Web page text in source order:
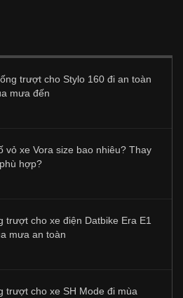
trượt cho Stylo 160 đi an toàn
mưa đến
vỏ xe Vora size bao nhiêu? Thay
hợp?
trượt cho xe điện Datbike Era E1
mưa an toàn
trượt cho xe SH Mode đi mùa